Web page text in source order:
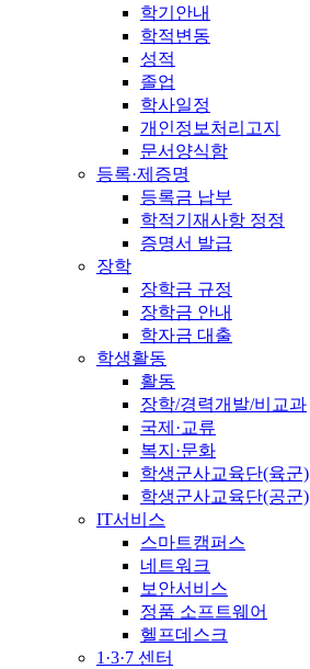
학기안내
학적변동
성적
졸업
학사일정
개인정보처리고지
문서양식함
등록·제증명
등록금 납부
학적기재사항 정정
증명서 발급
장학
장학금 규정
장학금 안내
학자금 대출
학생활동
활동
장학/경력개발/비교과
국제·교류
복지·문화
학생군사교육단(육군)
학생군사교육단(공군)
IT서비스
스마트캠퍼스
네트워크
보안서비스
정품 소프트웨어
헬프데스크
1·3·7 센터